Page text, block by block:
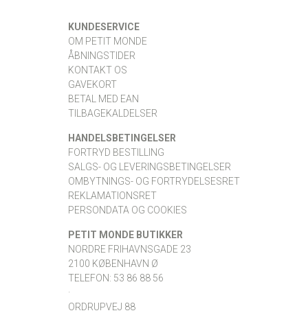
KUNDESERVICE
OM PETIT MONDE
ÅBNINGSTIDER
KONTAKT OS
GAVEKORT
BETAL MED EAN
TILBAGEKALDELSER
HANDELSBETINGELSER
FORTRYD BESTILLING
SALGS- OG LEVERINGSBETINGELSER
OMBYTNINGS- OG FORTRYDELSESRET
REKLAMATIONSRET
PERSONDATA OG COOKIES
PETIT MONDE BUTIKKER
NORDRE FRIHAVNSGADE 23
2100 KØBENHAVN Ø
TELEFON: 53 86 88 56
·
ORDRUPVEJ 88